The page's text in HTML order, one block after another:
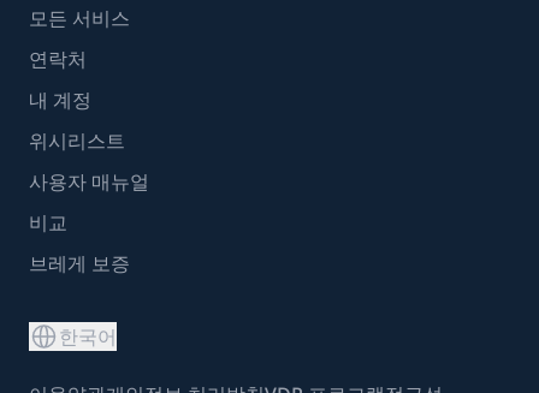
모든 서비스
연락처
내 계정
위시리스트
사용자 매뉴얼
비교
브레게 보증
한국어